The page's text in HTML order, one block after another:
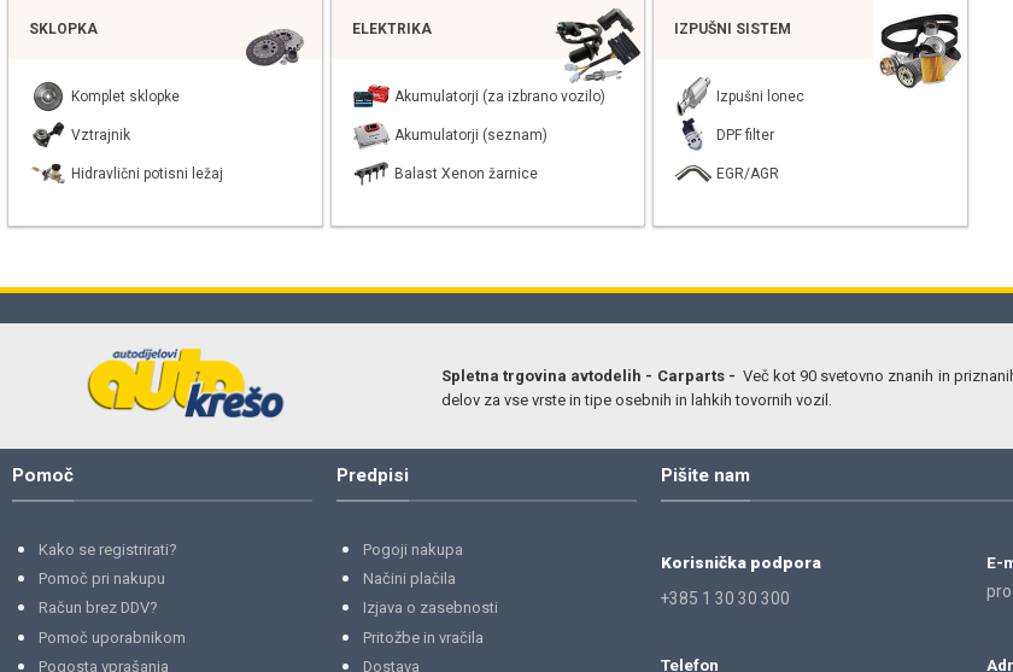
SKLOPKA
Komplet sklopke
Vztrajnik
Hidravlični potisni ležaj
ELEKTRIKA
Akumulatorji (za izbrano vozilo)
Akumulatorji (seznam)
Balast Xenon žarnice
IZPUŠNI SISTEM
Izpušni lonec
DPF filter
EGR/AGR
Spletna trgovina avtodelih - Carparts - Več kot 90 svetovno znanih in
delov za vse vrste in tipe osebnih in lahkih tovornih vozil.
Pomoč
Kako se registrirati?
Pomoč pri nakupu
Račun brez DDV?
Pomoč uporabnikom
Pogosta vprašanja
Predpisi
Pogoji nakupa
Načini plačila
Izjava o zasebnosti
Pritožbe in vračila
Dostava
Pišite nam
Korisnička podpora
+385 1 30 30 300
E-
Telefon